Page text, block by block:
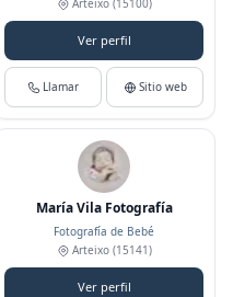
Arteixo(15100)
Ver perfil
Llamar Sitio web
María Vila Fotografía
Fotografía de Bebé
Arteixo(15141)
Ver perfil